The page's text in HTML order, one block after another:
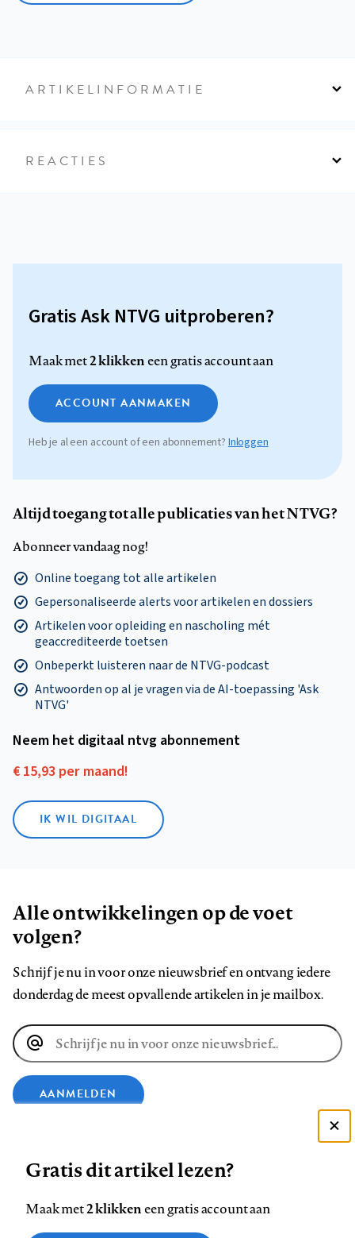
ARTIKELINFORMATIE
REACTIES
Gratis Ask NTVG uitproberen?
Maak met2 klikkeneen gratis account aan
ACCOUNT AANMAKEN
Heb je al een account of een abonnement?Inloggen
Altijd toegang tot alle publicaties van het NTVG?
Abonneer vandaag nog!
Online toegang tot alle artikelen
Gepersonaliseerde alerts voor artikelen en dossiers
Artikelen voor opleiding en nascholing mét
geaccrediteerde toetsen
Onbeperkt luisteren naar de NTVG-podcast
Antwoorden op al je vragen via de AI-toepassing 'Ask
NTVG'
Neem het digitaal ntvg abonnement
€ 15,93 per maand!
IK WIL DIGITAAL
Alle ontwikkelingen op de voet
volgen?
Schrijf je nu in voor onze nieuwsbrief en ontvang iedere
donderdag de meest opvallende artikelen in je mailbox.
E-
mailadres
AANMELDEN
ons
Zie onze cookie policy
Gratis dit artikel lezen?
Maak met2 klikkeneen gratis account aan